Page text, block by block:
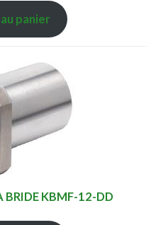
panier
BRIDE KBMF-12-DD